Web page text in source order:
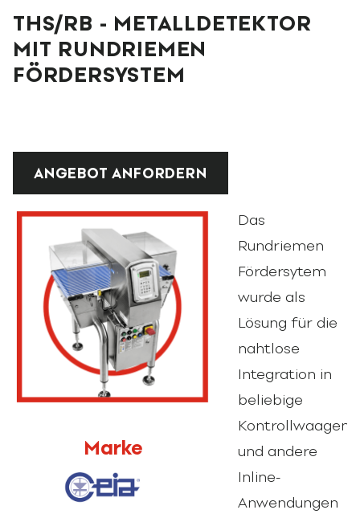
THS/RB - METALLDETEKTOR
MIT RUNDRIEMEN
FÖRDERSYSTEM
ANGEBOT ANFORDERN
Marke
Das
Rundriemen
Fördersytem
wurde als
Lösung für die
nahtlose
Integration in
beliebige
und andere
Inline-
Anwendungen